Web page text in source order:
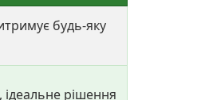
будь-яку
ідеальне рішення